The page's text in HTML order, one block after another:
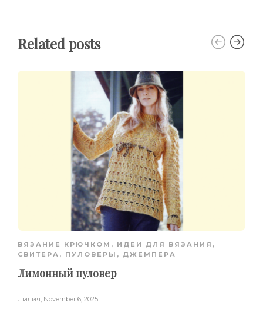
Related posts
ВЯЗАНИЕ КРЮЧКОМ , ИДЕИ ДЛЯ ВЯЗАНИЯ ,
СВИТЕРА, ПУЛОВЕРЫ, ДЖЕМПЕРА
Лимонный пуловер
Лилия, November 6, 2025